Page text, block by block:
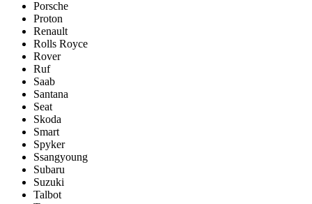
Porsche
Proton
Renault
Rolls Royce
Rover
Ruf
Saab
Santana
Seat
Skoda
Smart
Spyker
Ssangyoung
Subaru
Suzuki
Talbot